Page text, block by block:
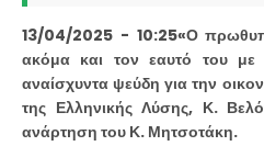
13/04/2025 - 10:25«Ο
ακόμα και τον εαυτό του με
αναίσχυντα ψεύδη για την
της Ελληνικής Λύσης, Κ.
ανάρτηση του Κ. Μητσοτάκη.